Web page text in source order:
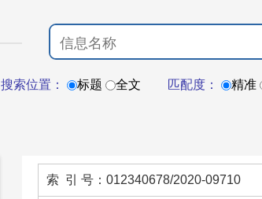
搜索位置： 标题 全文 匹配度： 精准
索 引 号：012340678/2020-09710